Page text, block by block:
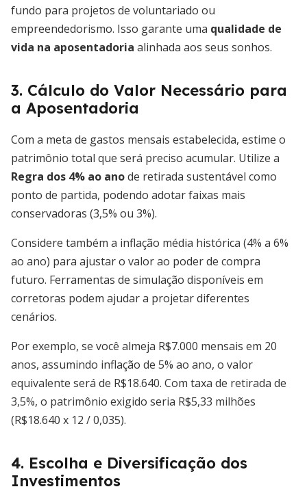
fundo para projetos de voluntariado ou
empreendedorismo. Isso garante uma qualidade de
vida na aposentadoria alinhada aos seus sonhos.
3. Cálculo do Valor Necessário para
a Aposentadoria
Com a meta de gastos mensais estabelecida, estime o
patrimônio total que será preciso acumular. Utilize a
Regra dos 4% ao anode retirada sustentável como
ponto de partida, podendo adotar faixas mais
conservadoras (3,5% ou 3%).
Considere também a inflação média histórica (4% a 6%
ao ano) para ajustar o valor ao poder de compra
futuro. Ferramentas de simulação disponíveis em
corretoras podem ajudar a projetar diferentes
cenários.
Por exemplo, se você almeja R$7.000 mensais em 20
anos, assumindo inflação de 5% ao ano, o valor
equivalente será de R$18.640. Com taxa de retirada de
3,5%, o patrimônio exigido seria R$5,33 milhões
(R$18.640 x 12 / 0,035).
4. Escolha e Diversificação dos
Investimentos